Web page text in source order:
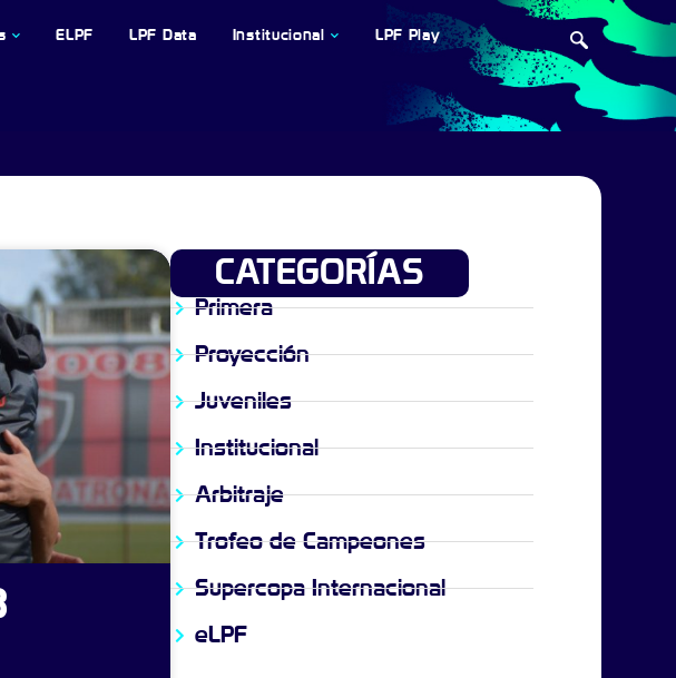
ELPF LPF Data Institucional LPF Play
CATEGORÍAS
Primera
Proyección
Juveniles
Institucional
Arbitraje
Trofeo de Campeones
Supercopa Internacional
eLPF